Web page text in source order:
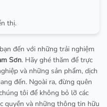
thị.
đến với những trải nghiệm
Sơn. Hãy ghé thăm để trực
và những sản phẩm, dịch
đến. Ngoài ra, đừng quên
tôi để không bỏ lỡ các
quyền và những thông tin hữu